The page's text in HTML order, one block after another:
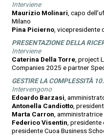
Interviene
Maurizio Molinari , capo
Milano
Pina Picierno , vicepresidente
PRESENTAZIONE DELLA
Interviene
Caterina Della Torre , project
Companies 2025 e partner
GESTIRE LA COMPLESSITÀ
Intervengono
Edoardo Barzasi ,
Antonella Candiotto ,
Marta Carron ,
Federico Visentin ,
presidente Cuoa Business